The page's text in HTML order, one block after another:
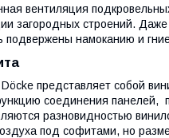
вентиляция
загородных строений.
подвержены намоканию и
представляет собой
соединения панелей,
разновидностью
под софитами, но